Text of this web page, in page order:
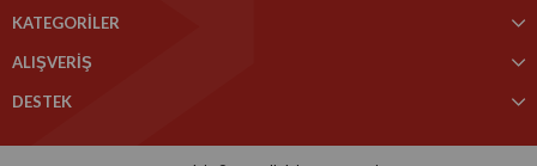
KATEGORİLER
ALIŞVERİŞ
DESTEK